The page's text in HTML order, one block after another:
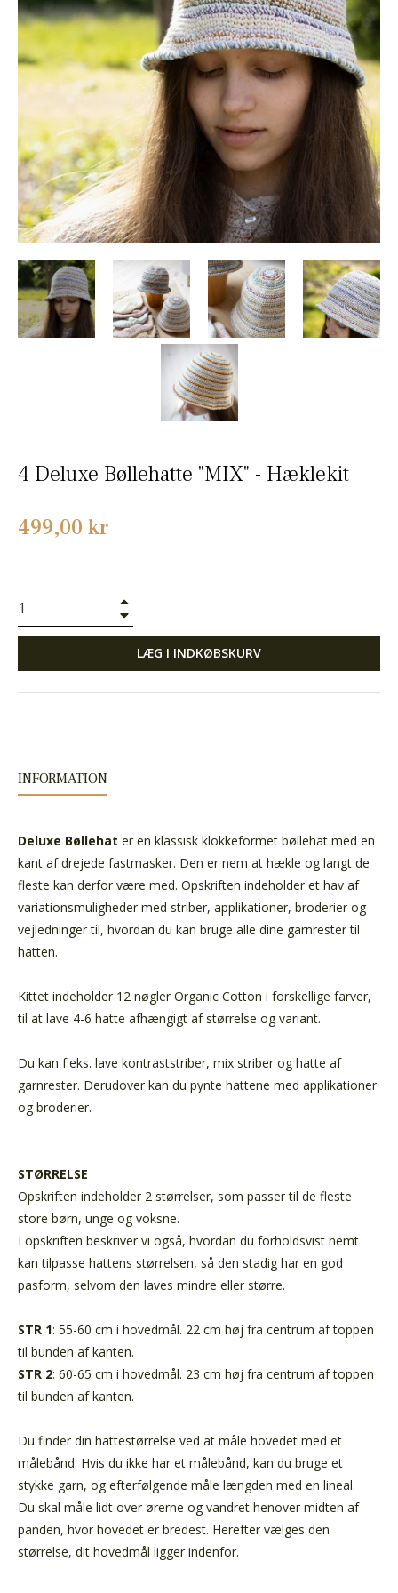
4 Deluxe Bøllehatte "MIX" - Hæklekit
Normalpris
499,00 kr
LÆG I INDKØBSKURV
INFORMATION
Deluxe Bøllehat er en klassisk klokkeformet bøllehat med en
kant af drejede fastmasker. Den er nem at hækle og langt de
fleste kan derfor være med. Opskriften indeholder et hav af
variationsmuligheder med striber, applikationer, broderier og
vejledninger til, hvordan du kan bruge alle dine garnrester til
hatten.
Kittet indeholder 12 nøgler Organic Cotton i forskellige farver,
til at lave 4-6 hatte afhængigt af størrelse og variant.
Du kan f.eks. lave kontraststriber, mix striber og hatte af
garnrester. Derudover kan du pynte hattene med applikationer
og broderier.
STØRRELSE
Opskriften indeholder 2 størrelser, som passer til de fleste
store børn, unge og voksne.
I opskriften beskriver vi også, hvordan du forholdsvist nemt
kan tilpasse hattens størrelsen, så den stadig har en god
pasform, selvom den laves mindre eller større.
STR 1: 55-60 cm i hovedmål. 22 cm høj fra centrum af toppen
til bunden af kanten.
STR 2: 60-65 cm i hovedmål. 23 cm høj fra centrum af toppen
til bunden af kanten.
Du finder din hattestørrelse ved at måle hovedet med et
målebånd. Hvis du ikke har et målebånd, kan du bruge et
stykke garn, og efterfølgende måle længden med en lineal.
Du skal måle lidt over ørerne og vandret henover midten af
panden, hvor hovedet er bredest. Herefter vælges den
størrelse, dit hovedmål ligger indenfor.